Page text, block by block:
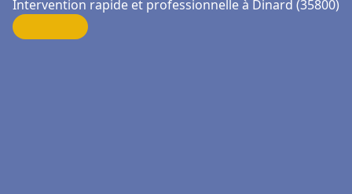
Intervention rapide et professionnelle à Dinard (35800)